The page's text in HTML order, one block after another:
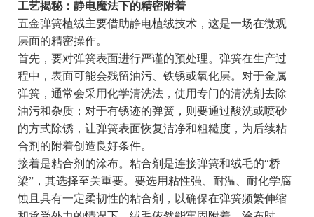
工艺揭秘：静电魔法下的精密附着
五金弹簧植绒主要借助静电植绒技术，这是一场在微观
层面的精密操作。
首先，要对弹簧表面进行严谨的预处理。弹簧在生产过
程中，表面可能会残留油污、铁锈或氧化层。对于金属
弹簧，通常会采用化学清洗法，使用专门的清洗剂去除
油污和杂质；对于有锈迹的弹簧，则要通过酸洗或喷砂
的方式除锈，让弹簧表面恢复洁净和粗糙度，为后续粘
合剂的附着创造良好条件。
接着是粘合剂的涂布。粘合剂是连接弹簧和绒毛的“桥
梁”，其选择至关重要。要选用粘性强、耐温、耐化学腐
蚀且具有一定柔韧性的粘合剂，以确保在弹簧频繁伸缩